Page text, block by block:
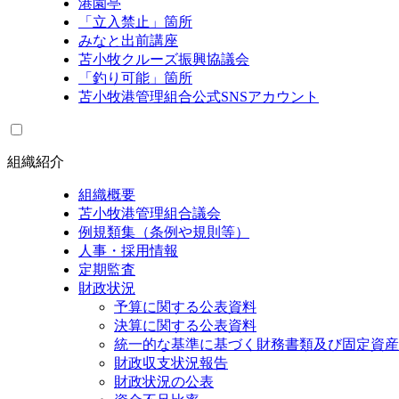
港園亭
「立入禁止」箇所
みなと出前講座
苫小牧クルーズ振興協議会
「釣り可能」箇所
苫小牧港管理組合公式SNSアカウント
組織紹介
組織概要
苫小牧港管理組合議会
例規類集（条例や規則等）
人事・採用情報
定期監査
財政状況
予算に関する公表資料
決算に関する公表資料
統一的な基準に基づく財務書類及び固定資
財政収支状況報告
財政状況の公表